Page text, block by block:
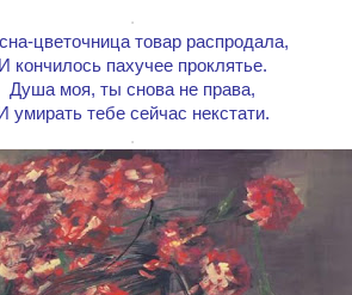
.
цветочница товар распродала,
И кончилось пахучее проклятье.
Душа моя, ты снова не права,
И умирать тебе сейчас некстати.
.